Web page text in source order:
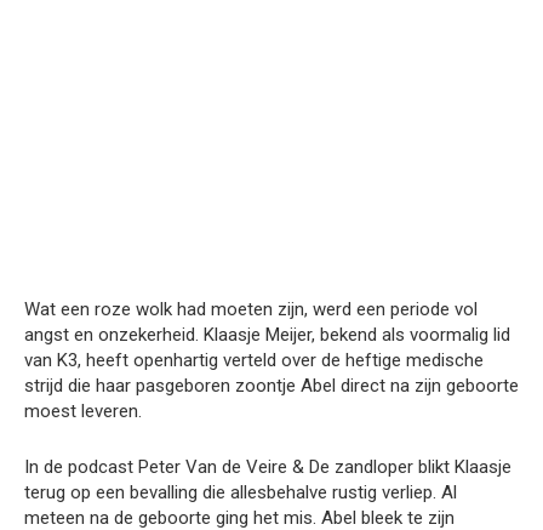
Wat een roze wolk had moeten zijn, werd een periode vol
angst en onzekerheid. Klaasje Meijer, bekend als voormalig lid
van K3, heeft openhartig verteld over de heftige medische
strijd die haar pasgeboren zoontje Abel direct na zijn geboorte
moest leveren.
In de podcast Peter Van de Veire & De zandloper blikt Klaasje
terug op een bevalling die allesbehalve rustig verliep. Al
meteen na de geboorte ging het mis. Abel bleek te zijn